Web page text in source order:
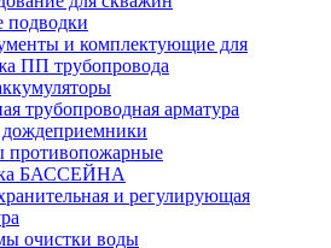
подводки
и комплектующие для
ПП трубопровода
трубопроводная арматура
БАССЕЙНА
и регулирующая
очистки воды